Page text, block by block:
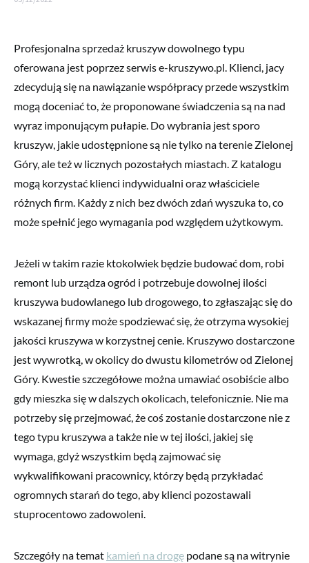
Profesjonalna sprzedaż kruszyw dowolnego typu
oferowana jest poprzez serwis e-kruszywo.pl. Klienci, jacy
zdecydują się na nawiązanie współpracy przede wszystkim
mogą doceniać to, że proponowane świadczenia są na nad
wyraz imponującym pułapie. Do wybrania jest sporo
kruszyw, jakie udostępnione są nie tylko na terenie Zielonej
Góry, ale też w licznych pozostałych miastach. Z katalogu
mogą korzystać klienci indywidualni oraz właściciele
różnych firm. Każdy z nich bez dwóch zdań wyszuka to, co
może spełnić jego wymagania pod względem użytkowym.
Jeżeli w takim razie ktokolwiek będzie budować dom, robi
remont lub urządza ogród i potrzebuje dowolnej ilości
kruszywa budowlanego lub drogowego, to zgłaszając się do
wskazanej firmy może spodziewać się, że otrzyma wysokiej
jakości kruszywa w korzystnej cenie. Kruszywo dostarczone
jest wywrotką, w okolicy do dwustu kilometrów od Zielonej
Góry. Kwestie szczegółowe można umawiać osobiście albo
gdy mieszka się w dalszych okolicach, telefonicznie. Nie ma
potrzeby się przejmować, że coś zostanie dostarczone nie z
tego typu kruszywa a także nie w tej ilości, jakiej się
wymaga, gdyż wszystkim będą zajmować się
wykwalifikowani pracownicy, którzy będą przykładać
ogromnych starań do tego, aby klienci pozostawali
stuprocentowo zadowoleni.
Szczegóły na temat kamień na drogę podane są na witrynie